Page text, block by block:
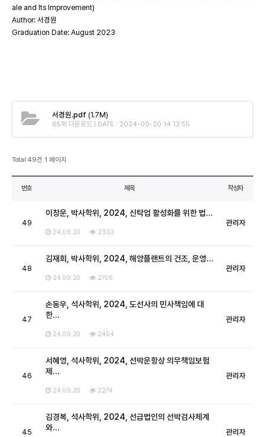
ale and Its Improvement)
Author: 서경원
Graduation Date: August 2023
서경원.pdf (1.7M)
65회 다운로드 | DATE : 2024-09-20 14:13:55
Total 49건 1 페이지
번호 제목 작성자
49
이창운, 박사학위, 2024, 신탁업 활성화를 위한 법…
24.09.20 2333
관리자
48
김재희, 박사학위, 2024, 해양플랜트의 건조, 운영…
24.09.20 2705
관리자
47
손동우, 석사학위, 2024, 도선사의 민사책임에 대
한…
24.09.20 2454
관리자
46
서혜영, 석사학위, 2024, 선박운항상 의무책임보험
제…
24.09.20 2274
관리자
45
김경복, 석사학위, 2024, 선급법인의 선박검사체계
와…
관리자